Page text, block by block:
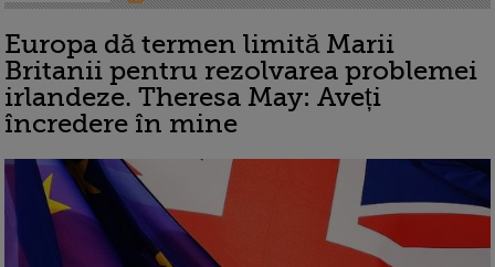
Europa dă termen limită Marii
Britanii pentru rezolvarea problemei
irlandeze. Theresa May: Aveți
încredere în mine